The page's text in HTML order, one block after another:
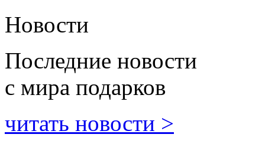
Новости
Последние новости
с мира подарков
читать новости >